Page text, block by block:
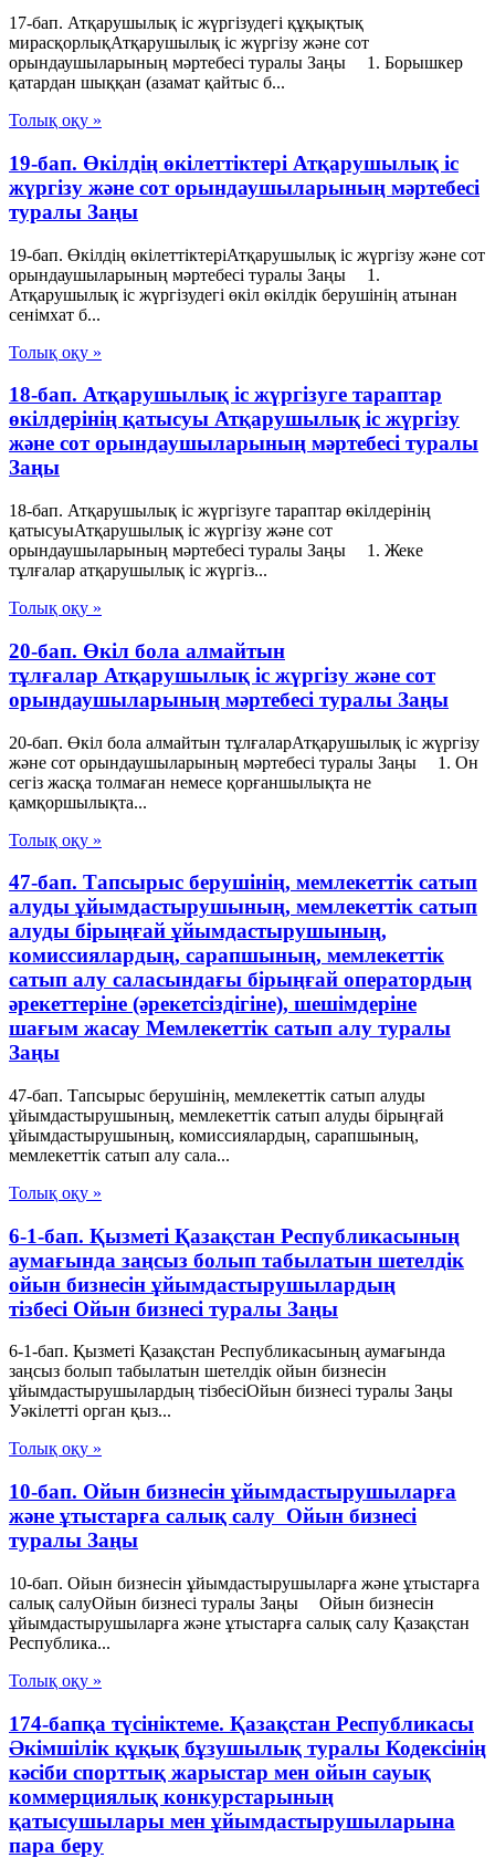
17-бап. Атқарушылық iс жүргiзудегi құқықтық
мирасқорлықАтқарушылық iс жүргiзу және сот
орындаушыларының мәртебесi туралы Заңы 1. Борышкер
қатардан шыққан (азамат қайтыс б...
Толық оқу »
19-бап. Өкiлдiң өкiлеттiктерi Атқарушылық iс
жүргiзу және сот орындаушыларының мәртебесi
туралы Заңы
19-бап. Өкiлдiң өкiлеттiктерiАтқарушылық iс жүргiзу және сот
орындаушыларының мәртебесi туралы Заңы 1.
Атқарушылық іс жүргізудегі өкіл өкілдік берушінің атынан
сенімхат б...
Толық оқу »
18-бап. Атқарушылық iс жүргiзуге тараптар
өкiлдерiнiң қатысуы Атқарушылық iс жүргiзу
және сот орындаушыларының мәртебесi туралы
Заңы
18-бап. Атқарушылық iс жүргiзуге тараптар өкiлдерiнiң
қатысуыАтқарушылық iс жүргiзу және сот
орындаушыларының мәртебесi туралы Заңы 1. Жеке
тұлғалар атқарушылық iс жүргiз...
Толық оқу »
20-бап. Өкiл бола алмайтын
тұлғалар Атқарушылық iс жүргiзу және сот
орындаушыларының мәртебесi туралы Заңы
20-бап. Өкiл бола алмайтын тұлғаларАтқарушылық iс жүргiзу
және сот орындаушыларының мәртебесi туралы Заңы 1. Он
сегiз жасқа толмаған немесе қорғаншылықта не
қамқоршылықта...
Толық оқу »
47-бап. Тапсырыс берушінің, мемлекеттік сатып
алуды ұйымдастырушының, мемлекеттік сатып
алуды бірыңғай ұйымдастырушының,
комиссиялардың, сарапшының, мемлекеттік
сатып алу саласындағы бірыңғай оператордың
әрекеттеріне (әрекетсіздігіне), шешімдеріне
шағым жасау Мемлекеттiк сатып алу туралы
Заңы
47-бап. Тапсырыс берушінің, мемлекеттік сатып алуды
ұйымдастырушының, мемлекеттік сатып алуды бірыңғай
ұйымдастырушының, комиссиялардың, сарапшының,
мемлекеттік сатып алу сала...
Толық оқу »
6-1-бап. Қызметі Қазақстан Республикасының
аумағында заңсыз болып табылатын шетелдік
ойын бизнесін ұйымдастырушылардың
тізбесі Ойын бизнесі туралы Заңы
6-1-бап. Қызметі Қазақстан Республикасының аумағында
заңсыз болып табылатын шетелдік ойын бизнесін
ұйымдастырушылардың тізбесіОйын бизнесі туралы Заңы
Уәкілетті орган қыз...
Толық оқу »
10-бап. Ойын бизнесін ұйымдастырушыларға
және ұтыстарға салық салу Ойын бизнесі
туралы Заңы
10-бап. Ойын бизнесін ұйымдастырушыларға және ұтыстарға
салық салуОйын бизнесі туралы Заңы Ойын бизнесін
ұйымдастырушыларға және ұтыстарға салық салу Қазақстан
Республика...
Толық оқу »
174-бапқа түсініктеме. Қазақстан Республикасы
Әкімшілік құқық бұзушылық туралы Кодексінің
кәсіби спорттық жарыстар мен ойын сауық
коммерциялық конкурстарының
қатысушылары мен ұйымдастырушыларына
пара беру